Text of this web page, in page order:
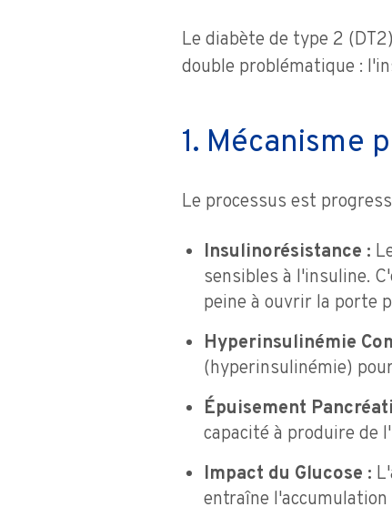
Le diabète de type 2
double problématique :
1. Mécanisme
Le processus est
Insulinorésistance :
sensibles à l'insuline.
peine à ouvrir la porte
Hyperinsulinémie
(hyperinsulinémie)
Épuisement
capacité à produire de
Impact du Glucose :
entraîne